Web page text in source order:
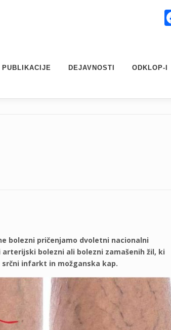
PUBLIKACIJE DEJAVNOSTI ODKLOP-I
bolezni pričenjamo dvoletni nacionalni
bolezni ali bolezni zamašenih žil, ki
infarkt in možganska kap.